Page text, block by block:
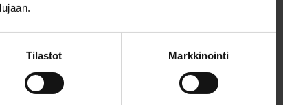
Tilastot Markkinointi